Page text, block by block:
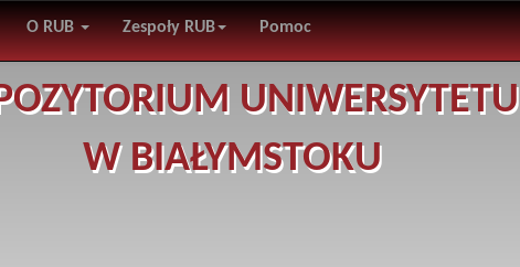
O RUB Zespoły RUB Pomoc
UNIWERSYTETU
W BIAŁYMSTOKU